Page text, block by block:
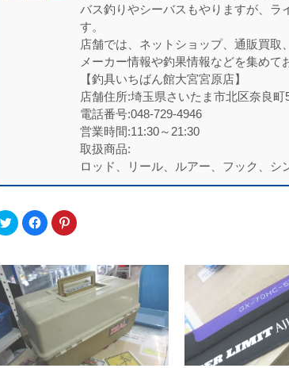
バス釣りやシーバスもやりますが、ラ
す。
店舗では、ネットショップ、通販買取
メーカー情報や釣果情報などを集めて
【釣具いちばん館大宮宮原店】
店舗住所:埼玉県さいたま市北区奈良町
電話番号:048-729-4946
営業時間:11:30～21:30
取扱商品:
ロッド、リール、ルアー、フック、
ク
リ
て
Twitter
で
共
有
(新
し
い
ウ
ィ
ン
Facebook
で
る
に
は
ク
ク
て
く
だ
ク
リ
て
Pinterest
で
共
有
い
ウ
ン